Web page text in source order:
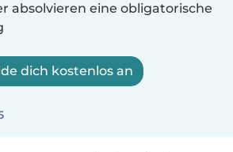
absolvieren eine obligatorische
dich kostenlos an